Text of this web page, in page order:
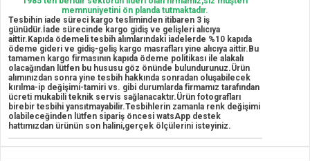
memnuniyetini ön planda tutmaktadır.
Tesbihin iade süreci kargo tesliminden itibaren 3 iş
günüdür.İade sürecinde kargo gidiş ve gelişleri alıcıya
aittir.Kapıda ödemeli tesbih alımlarındaki iadelerde %10 kapıda
ödeme gideri ve gidiş-geliş kargo masrafları yine alıcıya aittir.Bu
tamamen kargo firmasının kapıda ödeme politikası ile alakalı
olacağından lütfen bu hususu göz önünde bulundurunuz.Ürün
alımınızdan sonra yine tesbih hakkında sonradan oluşabilecek
kırılma-ip değişimi-tamiri vs. gibi durumlarda firmamız tarafından
ücreti mukabili teknik servis sağlanacaktır.Ürün fotografları
birebir tesbihi yansıtmayabilir.Tesbihlerin zamanla renk değişimi
olabileceğinden lütfen sipariş öncesi watsApp destek
hattımızdan ürünün son halini,gerçek ölçülerini isteyiniz.